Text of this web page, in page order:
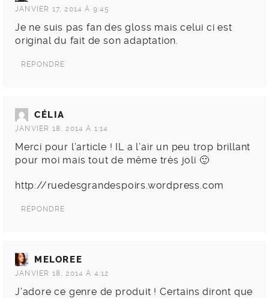
JANVIER 17, 2014 À 9:45
Je ne suis pas fan des gloss mais celui ci est
original du fait de son adaptation.
RÉPONDRE
CÉLIA
JANVIER 18, 2014 À 1:14
Merci pour l’article ! IL a l’air un peu trop brillant
pour moi mais tout de même très joli 🙂
http://ruedesgrandespoirs.wordpress.com
RÉPONDRE
MELOREE
JANVIER 18, 2014 À 4:12
J’adore ce genre de produit ! Certains diront que